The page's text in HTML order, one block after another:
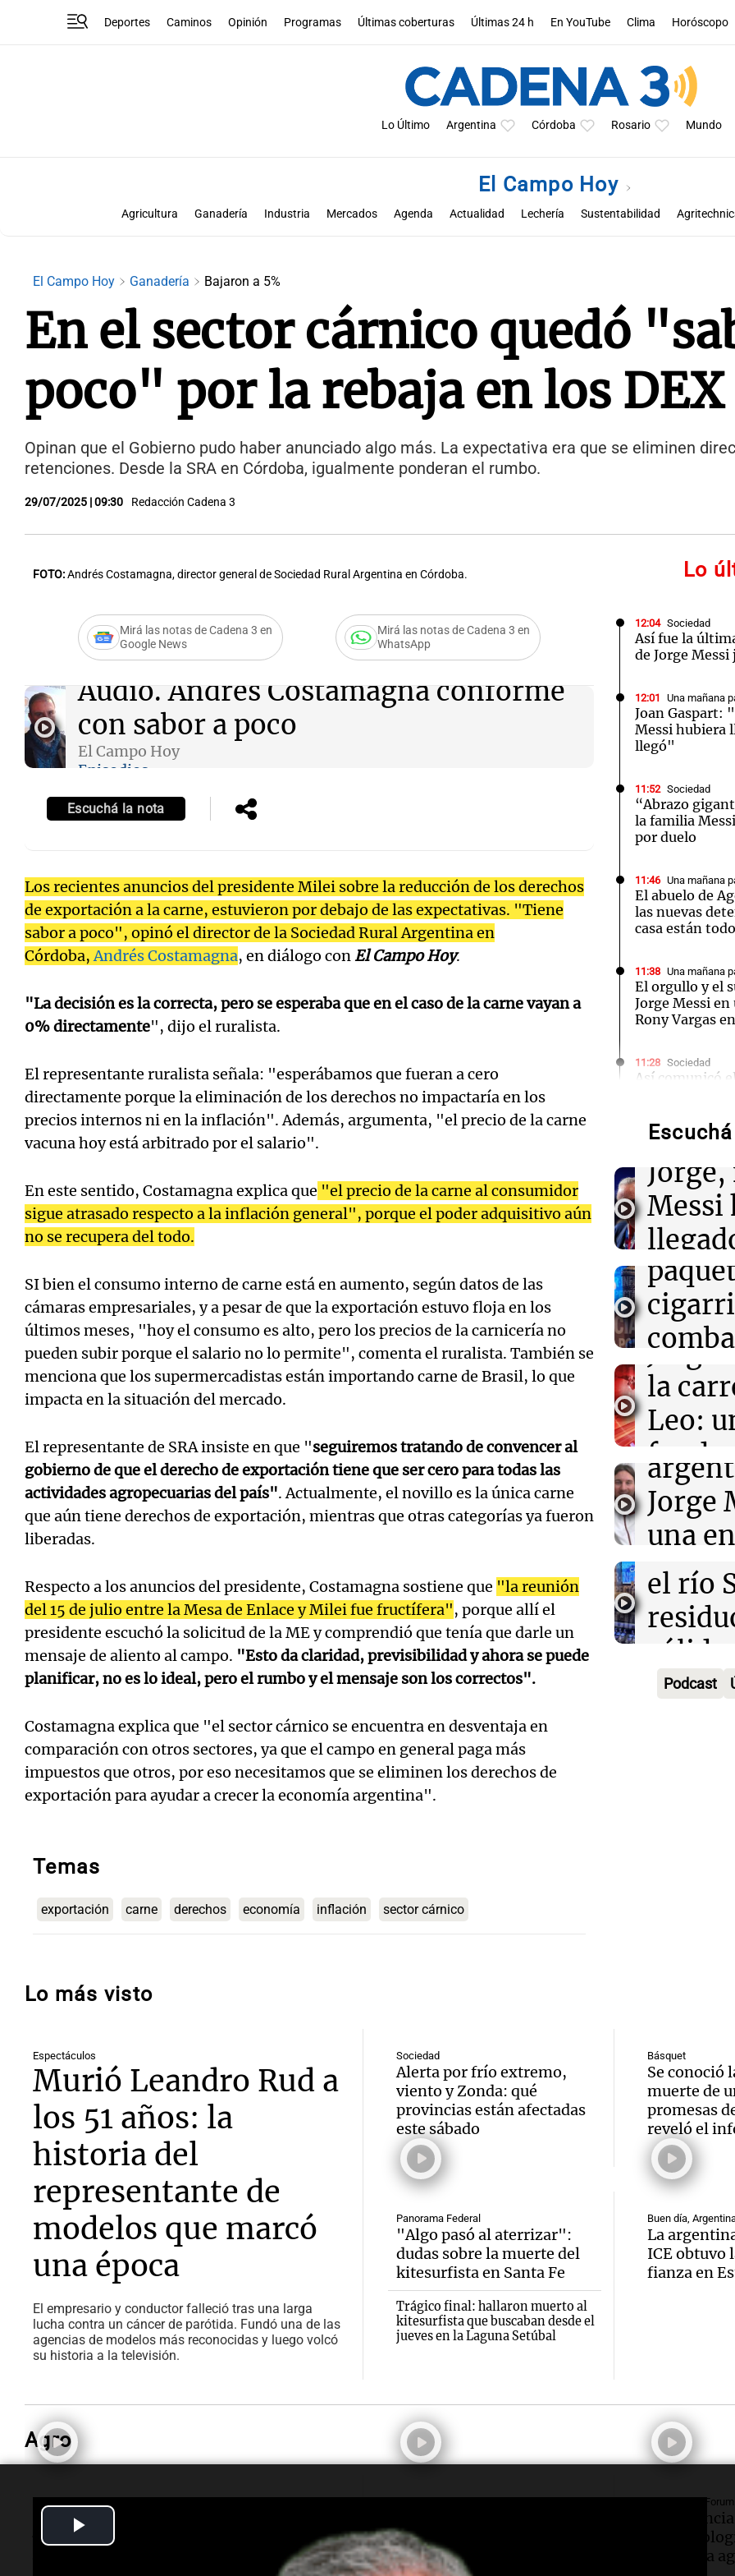
Deportes Caminos Opinión Programas Últimas coberturas Últimas 24 h En YouTube Clima Horóscopo
Lo Último Argentina Córdoba Rosario Mundo
El Campo Hoy
Agricultura Ganadería Industria Mercados Agenda Actualidad Lechería Sustentabilidad
El Campo Hoy Ganadería Bajaron a 5%
En el sector cárnico quedó
poco" por la rebaja en los DEX
Opinan que el Gobierno pudo haber anunciado algo más. La expectativa era que se eliminen
retenciones. Desde la SRA en Córdoba, igualmente ponderan el rumbo.
29/07/2025 | 09:30 Redacción Cadena 3
FOTO:Andrés Costamagna, director general de Sociedad Rural Argentina en Córdoba.
Mirá las notas de Cadena 3 en
Google News
Mirá las notas de Cadena 3 en
WhatsApp
Audio. Andrés Costamagna conforme
con sabor a poco
El Campo Hoy
Episodios
Escuchá la nota
Los recientes anuncios del presidente Milei sobre la reducción de los derechos
de exportación a la carne, estuvieron por debajo de las expectativas. "Tiene
sabor a poco", opinó el director de la Sociedad Rural Argentina en
Córdoba,Andrés Costamagna, en diálogo conEl Campo Hoy.
"La decisión es la correcta, pero se esperaba que en el caso de la carne vayan a
0% directamente", dijo el ruralista.
El representante ruralista señala: "esperábamos que fueran a cero
directamente porque la eliminación de los derechos no impactaría en los
precios internos ni en la inflación". Además, argumenta, "el precio de la carne
vacuna hoy está arbitrado por el salario".
En este sentido, Costamagna explica que "el precio de la carne al consumidor
sigue atrasado respecto a la inflación general", porque el poder adquisitivo aún
no se recupera del todo.
SI bien el consumo interno de carne está en aumento, según datos de las
cámaras empresariales, y a pesar de que la exportación estuvo floja en los
últimos meses, "hoy el consumo es alto, pero los precios de la carnicería no
pueden subir porque el salario no lo permite", comenta el ruralista. También se
menciona que los supermercadistas están importando carne de Brasil, lo que
impacta en la situación del mercado.
El representante de SRA insiste en que "seguiremos tratando de convencer al
gobierno de que el derecho de exportación tiene que ser cero para todas las
actividades agropecuarias del país". Actualmente, el novillo es la única carne
que aún tiene derechos de exportación, mientras que otras categorías ya fueron
liberadas.
Respecto a los anuncios del presidente, Costamagna sostiene que "la reunión
del 15 de julio entre la Mesa de Enlace y Milei fue fructífera", porque allí el
presidente escuchó la solicitud de la ME y comprendió que tenía que darle un
mensaje de aliento al campo. "Esto da claridad, previsibilidad y ahora se puede
planificar, no es lo ideal, pero el rumbo y el mensaje son los correctos".
Costamagna explica que "el sector cárnico se encuentra en desventaja en
comparación con otros sectores, ya que el campo en general paga más
impuestos que otros, por eso necesitamos que se eliminen los derechos de
exportación para ayudar a crecer la economía argentina".
Temas
exportación carne derechos economía inflación sector cárnico
Lo
12:04 Sociedad
Así fue la
de Jorge
12:01 Una mañana
Joan Gaspart:
Messi hubiera
llegó"
11:52 Sociedad
“Abrazo
la familia
por duelo
11:46 Una mañana
El abuelo de
las nuevas
casa están
11:38 Una mañana
El orgullo y el
Jorge Messi
Rony Vargas
11:28 Sociedad
Así comunicó
11:16 Sociedad
Messi y
familia
11:02 Panorama
Detuvieron al
años para
10:59 Deportes
Newell’s
puso su
Bella Vista
Jorge,
Messi
llegó"
Una
Episodios
Audio.
en el
Panorama
Episodios
Audio.
Jorge
la
Leo:
Panorama
Episodios
Audio.
sueño
Jorge
una
con
Una
Episodios
Audio.
el río
apoyo
Audio.
tras
Audio.
Roni
Episodios
Panorama
Episodios
el
opinión
pública
Panorama
Episodios
Audio.
Jorge
Una
Episodios
Audio.
a los
lucha
Una
Episodios
Audio.
que la
menor
CABA
Una
Episodios
Audio.
ideal:
Audio.
Podcast
Lo más visto
Espectáculos
Murió Leandro Rud a
los 51 años: la
historia del
representante de
modelos que marcó
una época
El empresario y conductor falleció tras una larga
lucha contra un cáncer de parótida. Fundó una de las
agencias de modelos más reconocidas y luego volcó
su historia a la televisión.
Sociedad
Alerta por frío extremo,
viento y Zonda: qué
provincias están afectadas
este sábado
Básquet
Se conoció
muerte de
promesas
reveló el
Panorama Federal
"Algo pasó al aterrizar":
dudas sobre la muerte del
kitesurfista en Santa Fe
Trágico final: hallaron muerto al
kitesurfista que buscaban desde el
jueves en la Laguna Setúbal
Buen día,
La
ICE obtuvo
fianza en
Agro
Aapresid en Rosario
y una nueva etapa:
rematador de hacienda:
“Las tecnologías no
BCR Agtech Forum
la cadena
Editorial Mundial 2026 La Sole en Cadena 3 El huracán de Arequito Cadena 3 en